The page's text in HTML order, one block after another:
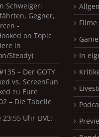
Schweiger:
Gegner,
-
on Topic
in
Steady)
– Der GOTY
vs. ScreenFun
zu Eure
– Die Tabelle
23:55 Uhr LIVE:
Filme
In